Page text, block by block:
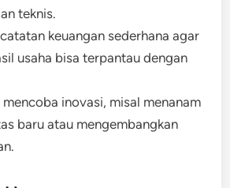
teknis.
keuangan sederhana agar
usaha bisa terpantau dengan
inovasi, misal menanam
baru atau mengembangkan